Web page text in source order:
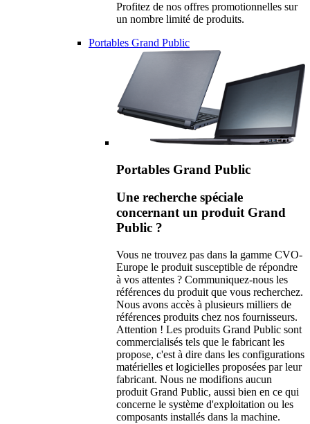
Profitez de nos offres promotionnelles sur
un nombre limité de produits.
Portables Grand Public
Portables Grand Public
Une recherche spéciale
concernant un produit Grand
Public ?
Vous ne trouvez pas dans la gamme CVO-
Europe le produit susceptible de répondre
à vos attentes ? Communiquez-nous les
références du produit que vous recherchez.
Nous avons accès à plusieurs milliers de
références produits chez nos fournisseurs.
Attention ! Les produits Grand Public sont
commercialisés tels que le fabricant les
propose, c'est à dire dans les configurations
matérielles et logicielles proposées par leur
fabricant. Nous ne modifions aucun
produit Grand Public, aussi bien en ce qui
concerne le système d'exploitation ou les
composants installés dans la machine.